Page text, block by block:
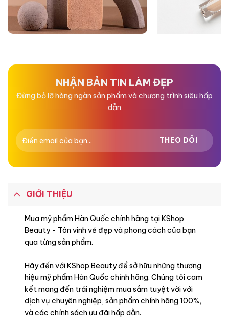
NHẬN BẢN TIN LÀM ĐẸP
Đừng bỏ lỡ hàng ngàn sản phẩm và chương trình siêu hấp
dẫn
GIỚI THIỆU
Mua mỹ phẩm Hàn Quốc chính hãng tại KShop
Beauty - Tôn vinh vẻ đẹp và phong cách của bạn
qua từng sản phẩm.
Hãy đến với KShop Beauty để sở hữu những thương
hiệu mỹ phẩm Hàn Quốc chính hãng. Chúng tôi cam
kết mang đến trải nghiệm mua sắm tuyệt vời với
dịch vụ chuyên nghiệp, sản phẩm chính hãng 100%,
và các chính sách ưu đãi hấp dẫn.